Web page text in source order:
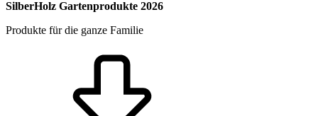
SilberHolz Gartenprodukte 2026
Produkte für die ganze Familie